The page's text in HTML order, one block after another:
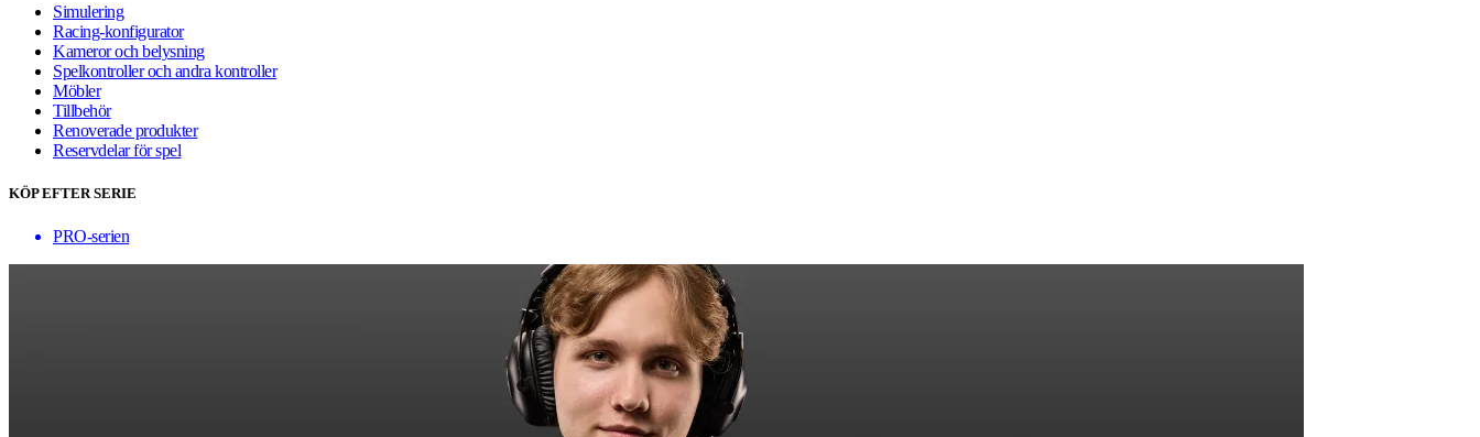
Simulering
Racing-konfigurator
Kameror och belysning
Spelkontroller och andra kontroller
Möbler
Tillbehör
Renoverade produkter
Reservdelar för spel
KÖP EFTER SERIE
PRO-serien